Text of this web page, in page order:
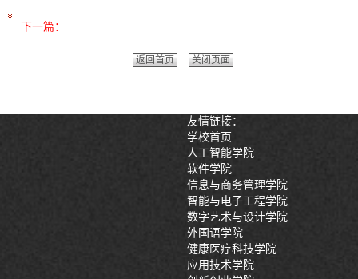
下一篇：
返回首页 关闭页面
友情链接：
学校首页
人工智能学院
软件学院
信息与商务管理学院
智能与电子工程学院
数字艺术与设计学院
外国语学院
健康医疗科技学院
应用技术学院